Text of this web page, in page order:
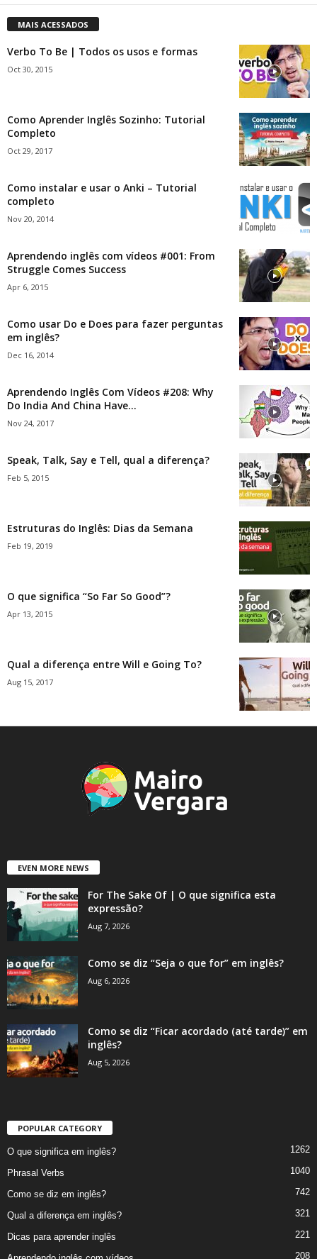
MAIS ACESSADOS
Verbo To Be | Todos os usos e formas
Oct 30, 2015
Como Aprender Inglês Sozinho: Tutorial
Completo
Oct 29, 2017
Como instalar e usar o Anki – Tutorial
completo
Nov 20, 2014
Aprendendo inglês com vídeos #001: From
Struggle Comes Success
Apr 6, 2015
Como usar Do e Does para fazer perguntas
em inglês?
Dec 16, 2014
Aprendendo Inglês Com Vídeos #208: Why
Do India And China Have...
Nov 24, 2017
Speak, Talk, Say e Tell, qual a diferença?
Feb 5, 2015
Estruturas do Inglês: Dias da Semana
Feb 19, 2019
O que significa “So Far So Good”?
Apr 13, 2015
Qual a diferença entre Will e Going To?
Aug 15, 2017
EVEN MORE NEWS
For The Sake Of | O que significa esta
expressão?
Aug 7, 2026
Como se diz “Seja o que for” em inglês?
Aug 6, 2026
Como se diz “Ficar acordado (até tarde)” em
inglês?
Aug 5, 2026
POPULAR CATEGORY
O que significa em inglês? 1262
Phrasal Verbs 1040
Como se diz em inglês? 742
Qual a diferença em inglês? 321
Dicas para aprender inglês 221
208